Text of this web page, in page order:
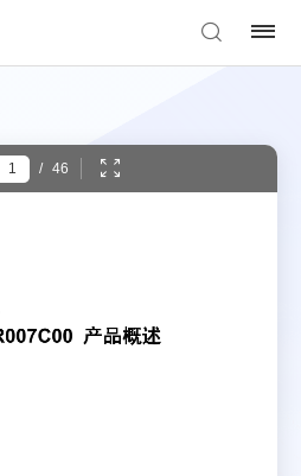
/ 46